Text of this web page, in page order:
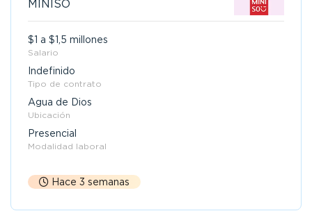
MINISO
$1 a $1,5 millones
Salario
Indefinido
Tipo de contrato
Agua de Dios
Ubicación
Presencial
Modalidad laboral
Hace 3 semanas